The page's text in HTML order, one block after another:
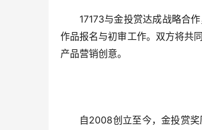
17173与金投赏达成战略合
作品报名与初审工作。双方将共
产品营销创意。
自2008创立至今，金投赏